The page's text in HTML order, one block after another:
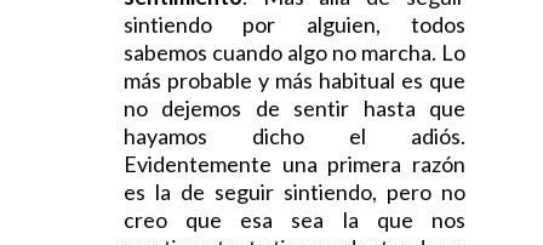
sintiendo por alguien, todos
sabemos cuando algo no marcha. Lo
más probable y más habitual es que
no dejemos de sentir hasta que
hayamos dicho el adiós.
Evidentemente una primera razón
es la de seguir sintiendo, pero no
creo que esa sea la que nos